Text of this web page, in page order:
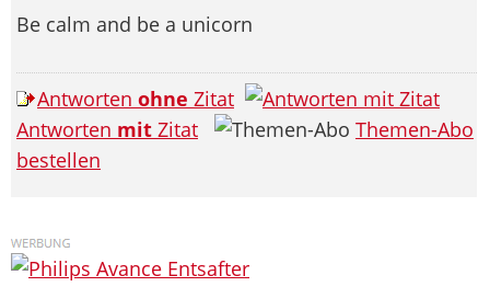
Be calm and be a unicorn
Antworten ohne Zitat
Antworten mit Zitat
Themen-Abo
bestellen